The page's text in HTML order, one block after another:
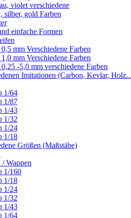
violet verschiedene
silber, gold Farben
einfache Formen
mm Verschiedene Farben
mm Verschiedene Farben
-5,0 mm verschiedene Farben
Imitationen (Carbon, Kevlar,
1/64
1/87
1/43
1/32
1/24
1/18
Größen (Maßstäbe)
/ Wappen
1/160
1/18
1/24
1/32
1/43
1/64